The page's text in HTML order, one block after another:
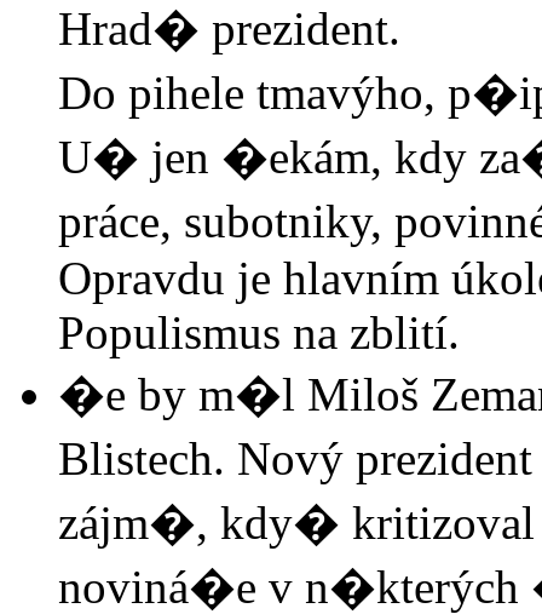
Hrad� prezident.
Do pihele tmavýho,
U� jen �ekám, kdy
práce, subotniky,
Opravdu je hlavním
Populismus na zblití.
�e by m�l Miloš
Blistech. Nový
zájm�, kdy� kritizoval
noviná�e v n�kterých